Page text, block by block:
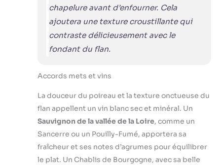
chapelure avant d’enfourner. Cela
ajoutera une texture croustillante qui
contraste délicieusement avec le
fondant du flan.
Accords mets et vins
La douceur du poireau et la texture onctueuse du
flan appellent un vin blanc sec et minéral. Un
Sauvignon de la vallée de la Loire, comme un
Sancerre ou un Pouilly-Fumé, apportera sa
fraîcheur et ses notes d’agrumes pour équilibrer
le plat. Un Chablis de Bourgogne, avec sa belle